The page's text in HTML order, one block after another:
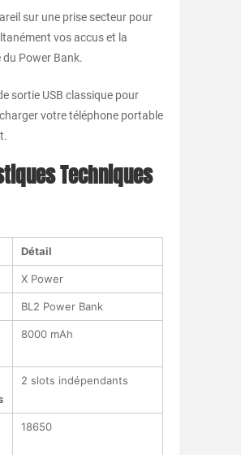
sur une prise secteur pour
vos accus et la
Power Bank.
sortie USB classique pour
votre téléphone portable
Techniques
Détail
X Power
BL2 Power Bank
8000 mAh
2 slots indépendants
18650